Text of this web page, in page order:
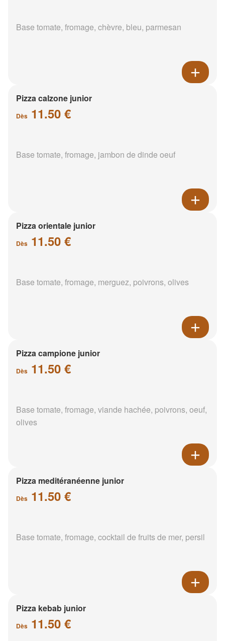
Base tomate, fromage, chèvre, bleu, parmesan
Pizza calzone junior
Dès 11.50 €
Base tomate, fromage, jambon de dinde oeuf
Pizza orientale junior
Dès 11.50 €
Base tomate, fromage, merguez, poivrons, olives
Pizza campione junior
Dès 11.50 €
Base tomate, fromage, viande hachée, poivrons, oeuf,
olives
Pizza meditéranéenne junior
Dès 11.50 €
Base tomate, fromage, cocktail de fruits de mer, persil
Pizza kebab junior
Dès 11.50 €